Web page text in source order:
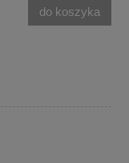
do koszyka